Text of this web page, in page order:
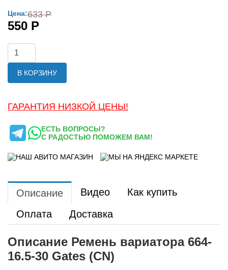
Цена:633 Р
550 Р
В КОРЗИНУ
ГАРАНТИЯ НИЗКОЙ ЦЕНЫ!
ЕСТЬ ВОПРОСЫ?
С РАДОСТЬЮ ПОМОЖЕМ ВАМ!
Описание Видео
Как купить
Оплата
Доставка
Описание Ремень вариатора 664-
16.5-30 Gates (CN)